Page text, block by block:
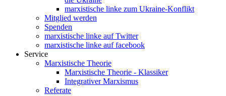
marxistische linke zum Ukraine-Konflikt
Mitglied werden
Spenden
marxistische linke auf Twitter
marxistische linke auf facebook
Service
Marxistische Theorie
Marxistische Theorie - Klassiker
Integrativer Marxismus
Referate